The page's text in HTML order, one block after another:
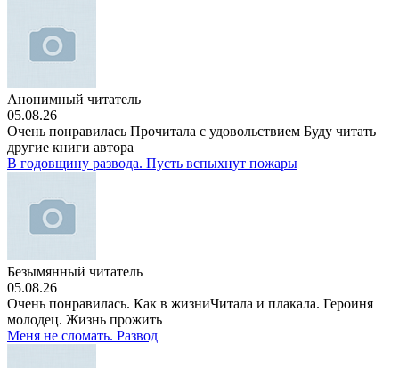
Анонимный читатель
05.08.26
Очень понравилась Прочитала с удовольствием Буду читать
другие книги автора
В годовщину развода. Пусть вспыхнут пожары
Безымянный читатель
05.08.26
Очень понравилась. Как в жизниЧитала и плакала. Героиня
молодец. Жизнь прожить
Меня не сломать. Развод